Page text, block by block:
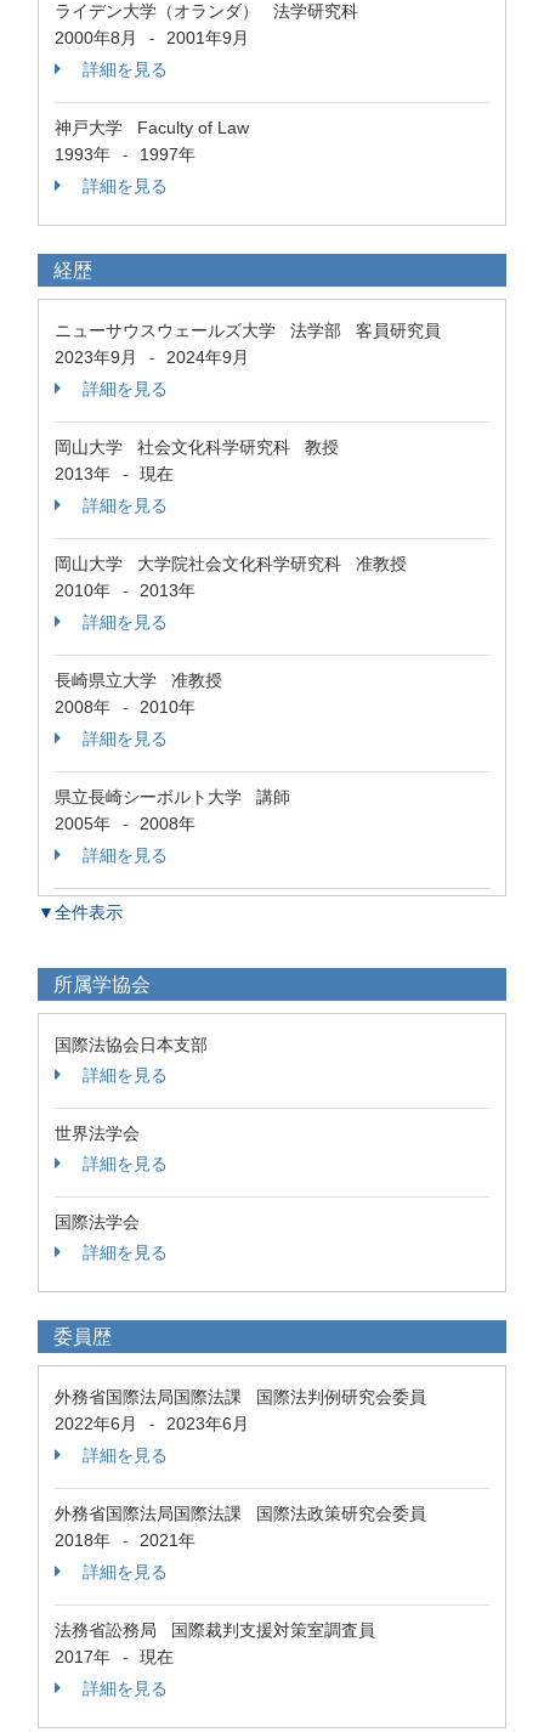
ライデン大学（オランダ） 法学研究科
2000年8月
-
2001年9月
詳細を見る
神戸大学 Faculty of Law
1993年
-
1997年
詳細を見る
経歴
ニューサウスウェールズ大学 法学部 客員研究員
2023年9月
-
2024年9月
詳細を見る
岡山大学 社会文化科学研究科 教授
2013年
-
現在
詳細を見る
岡山大学 大学院社会文化科学研究科 准教授
2010年
-
2013年
詳細を見る
長崎県立大学 准教授
2008年
-
2010年
詳細を見る
県立長崎シーボルト大学 講師
2005年
-
2008年
詳細を見る
▼全件表示
所属学協会
国際法協会日本支部
詳細を見る
世界法学会
詳細を見る
国際法学会
詳細を見る
委員歴
外務省国際法局国際法課 国際法判例研究会委員
2022年6月
-
2023年6月
詳細を見る
外務省国際法局国際法課 国際法政策研究会委員
2018年
-
2021年
詳細を見る
法務省訟務局 国際裁判支援対策室調査員
2017年
-
現在
詳細を見る